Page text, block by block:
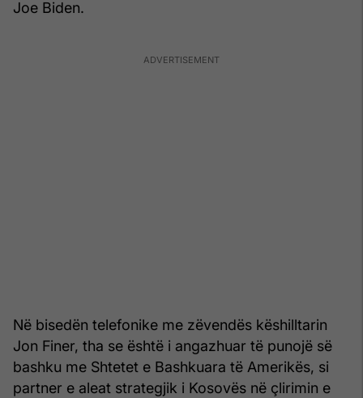
Joe Biden.
Në bisedën telefonike me zëvendës këshilltarin
Jon Finer, tha se është i angazhuar të punojë së
bashku me Shtetet e Bashkuara të Amerikës, si
partner e aleat strategjik i Kosovës në çlirimin e